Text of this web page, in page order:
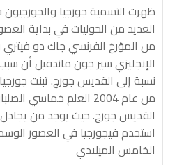
ظهرت التسمية جورجيا
العديد من الحوليات في بداية
من المؤرخ الفرنسي جاك دو فيتري
الإنجليزي سير جون ماندفيل أن
نسبة إلى القديس جورج. تبنت
من عام 2004 العلم خماسي
القديس جورج. حيث يوجد من يجادل
استخدم فيجورجيا في العصور
الخامس الميلادي